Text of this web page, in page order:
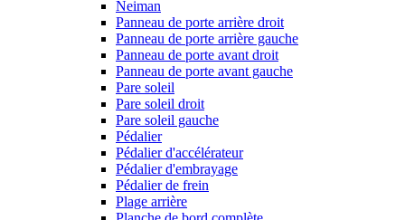
Neiman
Panneau de porte arrière droit
Panneau de porte arrière gauche
Panneau de porte avant droit
Panneau de porte avant gauche
Pare soleil
Pare soleil droit
Pare soleil gauche
Pédalier
Pédalier d'accélérateur
Pédalier d'embrayage
Pédalier de frein
Plage arrière